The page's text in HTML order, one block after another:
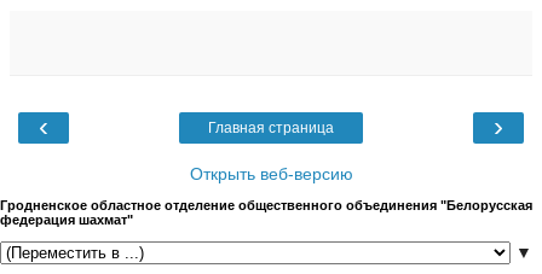
‹ ›
Главная страница
Открыть веб-версию
Гродненское областное отделение общественного объединения "Белорусская
федерация шахмат"
▼